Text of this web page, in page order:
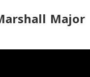
Major